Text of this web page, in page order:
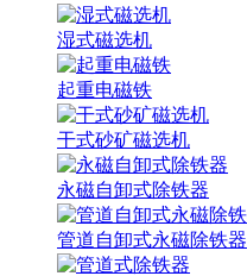
湿式磁选机
起重电磁铁
干式砂矿磁选机
永磁自卸式除铁器
管道自卸式永磁除铁器